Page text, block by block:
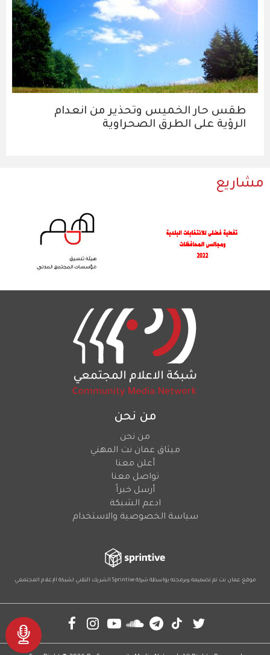
طقس حار الخميس وتحذير من انعدام
الرؤية على الطرق الصحراوية
مشاريع
من نحن
من نحن
ميثاق عمان نت المهني
أعلن معنا
تواصل معنا
أرسل خبراً
ادعم الشبكة
سياسة الخصوصية والاستخدام
موقع عمان نت تم تصميمه وبرمجته بواسطة شركةSprintive الشريك التقني لشبكة الإعلام المجتمعي